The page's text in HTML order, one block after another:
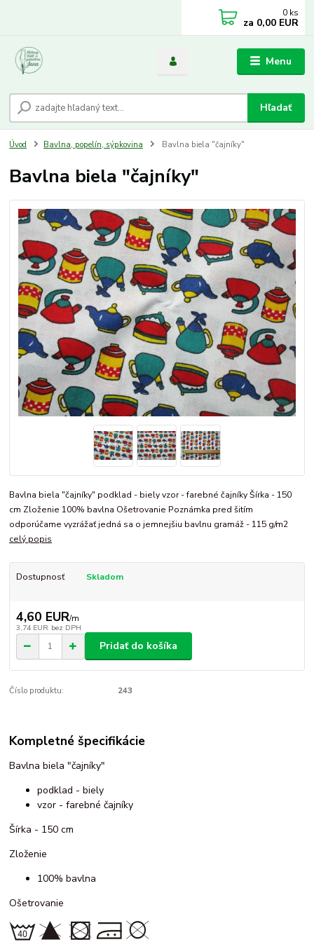
Menu
Hľadať
0 ks
za 0,00 EUR
Úvod Bavlna, popelín, sýpkovina Bavlna biela "čajníky"
Bavlna biela "čajníky"
Bavlna biela "čajníky" podklad - biely vzor - farebné čajníky Šírka - 150
cm Zloženie 100% bavlna Ošetrovanie Poznámka pred šitím
odporúčame vyzrážať jedná sa o jemnejšiu bavlnu gramáž - 115 g/m2
celý popis
Dostupnosť Skladom
4,60 EUR/m
3,74 EUR bez DPH
Pridať do košíka
Číslo produktu: 243
Kompletné špecifikácie
Bavlna biela "čajníky"
podklad - biely
vzor - farebné čajníky
Šírka - 150 cm
Zloženie
100% bavlna
Ošetrovanie